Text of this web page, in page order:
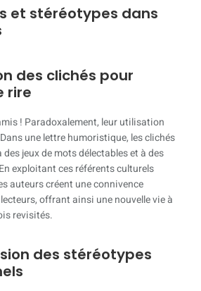
et stéréotypes dans
des clichés pour
rire
! Paradoxalement, leur utilisation
une lettre humoristique, les clichés
jeux de mots délectables et à des
exploitant ces référents culturels
auteurs créent une connivence
offrant ainsi une nouvelle vie à
revisités.
des stéréotypes